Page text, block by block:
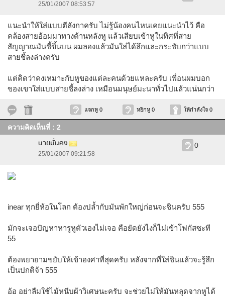
25/01/2007 08:53:57
แนะนำให้ใส่แบบตีลังกาครับ ไม่รู้น้องคนไหนเคยแนะนำไว้ คือ
คล้องสายอ้อมมาทางด้านหลังหู แล้วเสียบเข้าหูในทิศที่สาย
สัญญาณมันชี้ขึ้นบน ผมลองแล้วมันใส่ได้ลึกและกระชับกว่าแบบ
สายชี้ลงล่างครับ
แต่คิดว่าคงเหมาะกับหูของแต่ละคนด้วยแหละครับ เพื่อนผมบอก
ของเขาใส่แบบสายชี้ลงล่าง เหมือนมนุษย์มะนาทั่วไปแล้วแน่นกว่า
แจกหู 0 หยิกหู 0 ให้กำลังใจ 0
ความคิดเห็นที่ : 2
นายมั่นคง
25/01/2007 09:21:58
0
inear ทุกยี่ห้อในโลก ต้องปล้ำกับมันพักใหญ่ก่อนจะชินครับ 555
มักจะเจอปัญหาหารูหูตัวเองไม่เจอ คือยัดยังไงก็ไม่เข้าโฟกัสซะที
55
ต้องพยายามขยับให้เข้าองศาที่สุดครับ หลังจากที่ใส่ชินแล้วจะรู้สึก
เป็นปกติจ้า 555
อ้อ อย่าลืมใช้ไม้หนีบผ้าวิเศษนะครับ จะช่วยไม่ให้มันหลุดจากหูได้